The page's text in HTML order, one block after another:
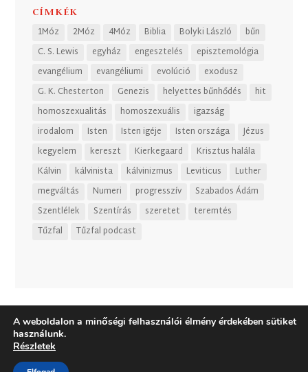
CÍMKÉK
1Móz 2Móz 4Móz Biblia Bolyki László
bűn
C. S. Lewis
egyház engesztelés
episztemológia
evangélium
evangéliumi evolúció
exodusz
G. K. Chesterton
Genezis helyettes bűnhődés
hit
homoszexualitás
homoszexuális
igazság
irodalom
Isten Isten igéje Isten országa
Jézus
kegyelem
kereszt Kierkegaard
Krisztus halála
Kálvin
kálvinista kálvinizmus Leviticus
Luther
megváltás
Numeri progresszív
Szabados Ádám
Szentlélek
Szentírás szeretet
teremtés
Tűzfal
Tűzfal podcast
A weboldalon a minőségi felhasználói élmény érdekében sütiket
használunk.
Részletek